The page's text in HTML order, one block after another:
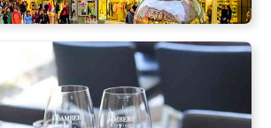
酒一日遊 (阿德雷德市區出發, 英文)
ADL10043